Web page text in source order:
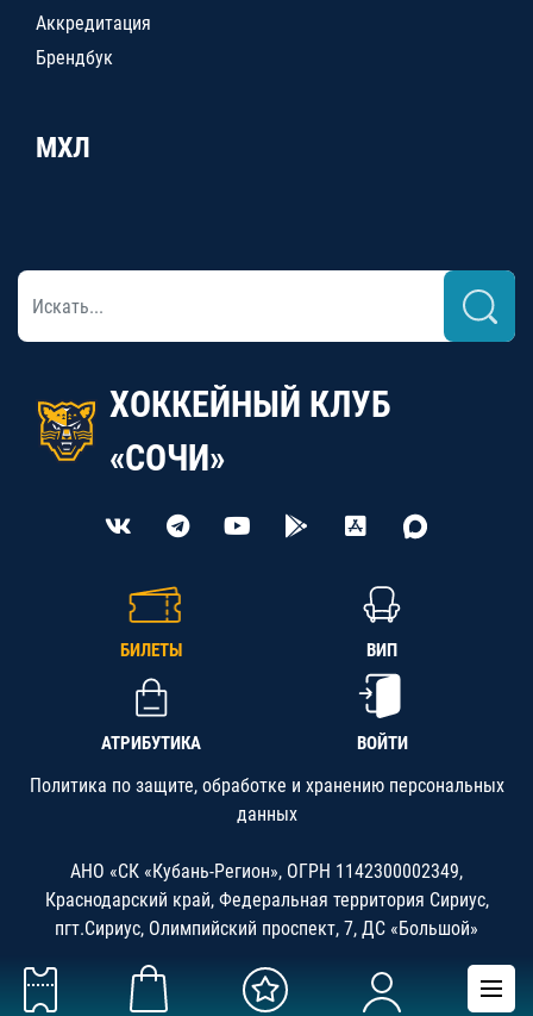
Аккредитация
Брендбук
МХЛ
ХОККЕЙНЫЙ КЛУБ
«СОЧИ»
БИЛЕТЫ ВИП
АТРИБУТИКА ВОЙТИ
Политика по защите, обработке и хранению персональных
данных
АНО «СК «Кубань-Регион», ОГРН 1142300002349,
Краснодарский край, Федеральная территория Сириус,
пгт.Сириус, Олимпийский проспект, 7, ДС «Большой»